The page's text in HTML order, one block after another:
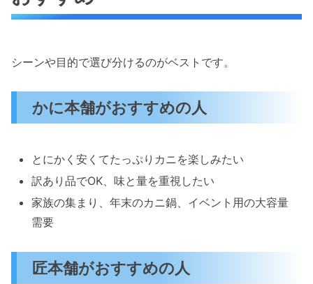
シーンや目的で選び分けるのがベストです。
かに本舗がおすすめの人
とにかく安くてたっぷりカニを楽しみたい
訳あり品でOK、味と量を重視したい
家族の集まり、年末のカニ鍋、イベント用の大容量
需要
匠本舗がおすすめの人